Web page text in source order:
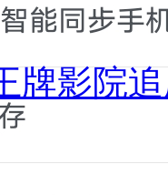
牌影院